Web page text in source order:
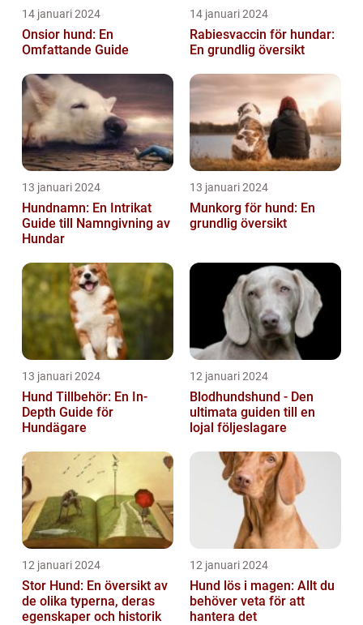
14 januari 2024
Onsior hund: En
Omfattande Guide
14 januari 2024
Rabiesvaccin för hundar:
En grundlig översikt
13 januari 2024
Hundnamn: En Intrikat
Guide till Namngivning av
Hundar
13 januari 2024
Munkorg för hund: En
grundlig översikt
13 januari 2024
Hund Tillbehör: En In-
Depth Guide för
Hundägare
12 januari 2024
Blodhundshund - Den
ultimata guiden till en
lojal följeslagare
12 januari 2024
Stor Hund: En översikt av
de olika typerna, deras
egenskaper och historik
12 januari 2024
Hund lös i magen: Allt du
behöver veta för att
hantera det